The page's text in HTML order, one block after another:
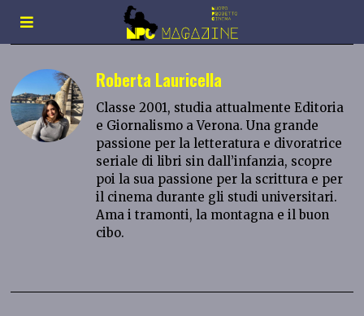
Roberta Lauricella
Classe 2001, studia attualmente Editoria
e Giornalismo a Verona. Una grande
passione per la letteratura e divoratrice
seriale di libri sin dall’infanzia, scopre
poi la sua passione per la scrittura e per
il cinema durante gli studi universitari.
Ama i tramonti, la montagna e il buon
cibo.